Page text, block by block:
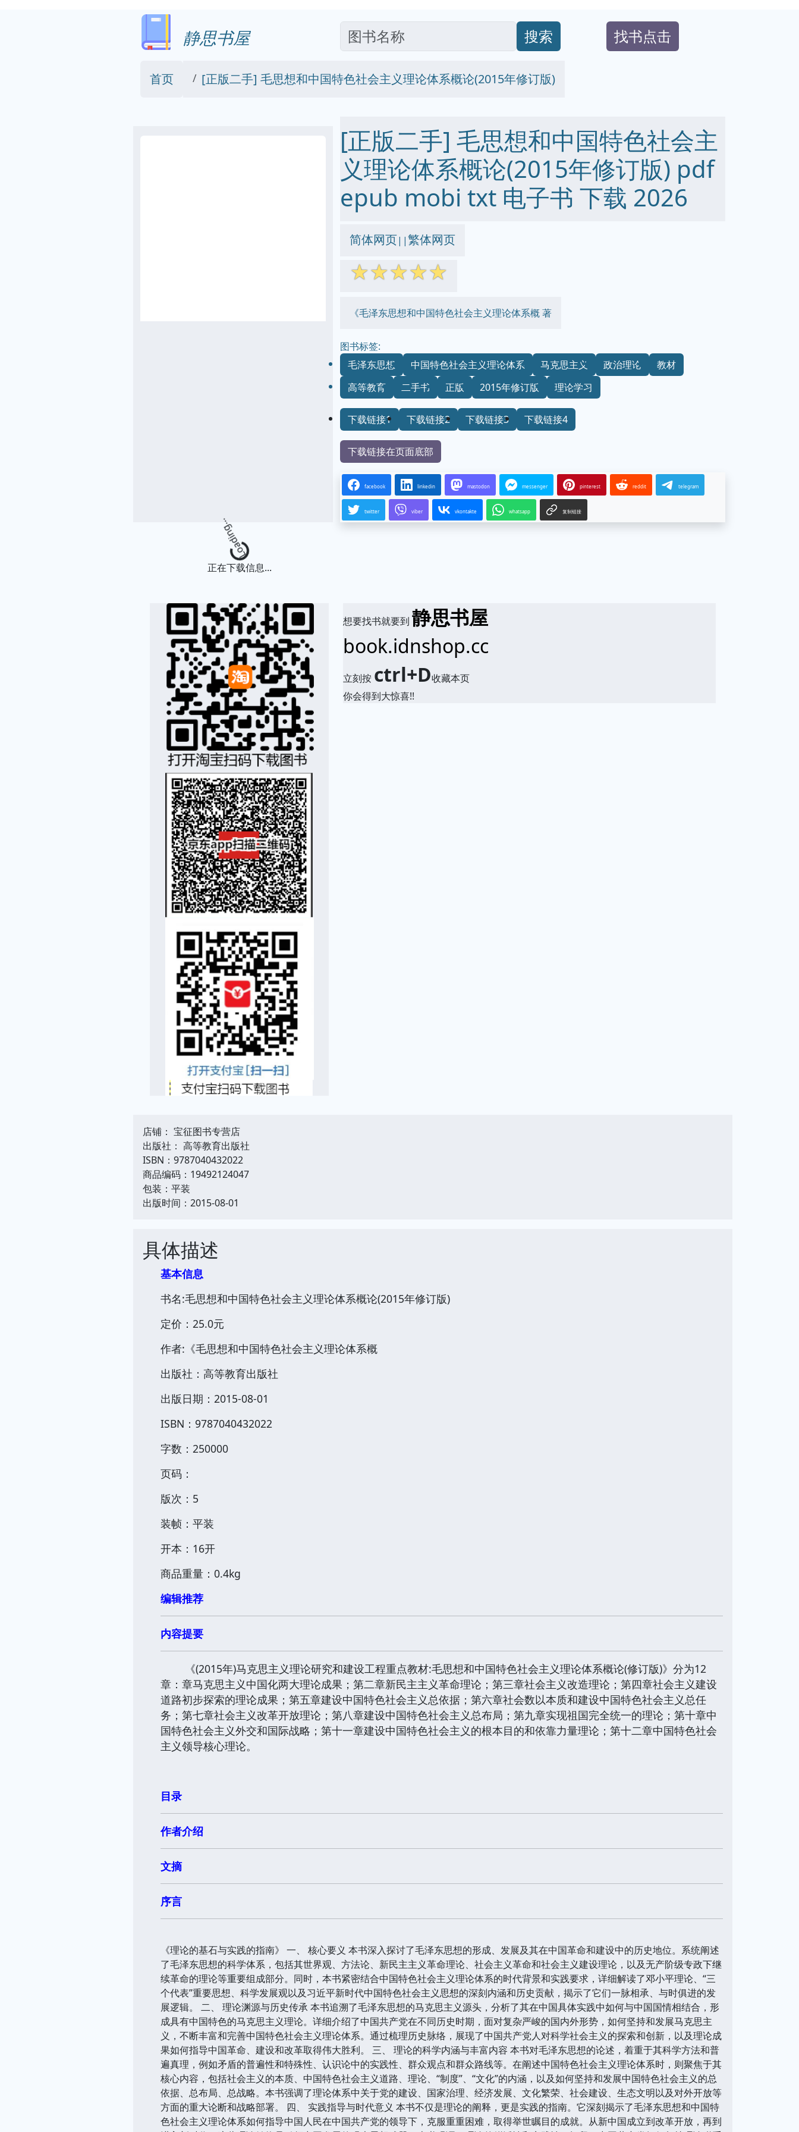
静思书屋 搜索 找书点击
首页 [正版二手] 毛思想和中国特色社会主义理论体系概论(2015年修订版)
[正版二手] 毛思想和中国特色社会主
义理论体系概论(2015年修订版) pdf
epub mobi txt 电子书 下载 2026
简体网页||繁体网页
☆☆☆☆☆
《毛泽东思想和中国特色社会主义理论体系概 著
图书标签:
毛泽东思想
中国特色社会主义理论体系 马克思主义 政治理论
教材
高等教育
二手书 正版 2015年修订版 理论学习
下载链接1 下载链接2 下载链接3 下载链接4
下载链接在页面底部
facebook linkedin mastodon messenger pinterest reddit telegram
twitter viber vkontakte whatsapp 复制链接
Loading...
正在下载信息...
想要找书就要到静思书屋
book.idnshop.cc
立刻按 ctrl+D收藏本页
你会得到大惊喜!!
店铺： 宝征图书专营店
出版社： 高等教育出版社
ISBN：9787040432022
商品编码：19492124047
包装：平装
出版时间：2015-08-01
具体描述
基本信息
书名:毛思想和中国特色社会主义理论体系概论(2015年修订版)
定价：25.0元
作者:《毛思想和中国特色社会主义理论体系概
出版社：高等教育出版社
出版日期：2015-08-01
ISBN：9787040432022
字数：250000
页码：
版次：5
装帧：平装
开本：16开
商品重量：0.4kg
编辑推荐
内容提要
《(2015年)马克思主义理论研究和建设工程重点教材:毛思想和中国特色社会主义理论体系概论(修订版)》分为12
章：章马克思主义中国化两大理论成果；第二章新民主主义革命理论；第三章社会主义改造理论；第四章社会主义建设
道路初步探索的理论成果；第五章建设中国特色社会主义总依据；第六章社会数以本质和建设中国特色社会主义总任
务；第七章社会主义改革开放理论；第八章建设中国特色社会主义总布局；第九章实现祖国完全统一的理论；第十章中
国特色社会主义外交和国际战略；第十一章建设中国特色社会主义的根本目的和依靠力量理论；第十二章中国特色社会
主义领导核心理论。
目录
作者介绍
文摘
序言
《理论的基石与实践的指南》 一、 核心要义 本书深入探讨了毛泽东思想的形成、发展及其在中国革命和建设中的历史地位。系统阐述
了毛泽东思想的科学体系，包括其世界观、方法论、新民主主义革命理论、社会主义革命和社会主义建设理论，以及无产阶级专政下继
续革命的理论等重要组成部分。同时，本书紧密结合中国特色社会主义理论体系的时代背景和实践要求，详细解读了邓小平理论、“三
个代表”重要思想、科学发展观以及习近平新时代中国特色社会主义思想的深刻内涵和历史贡献，揭示了它们一脉相承、与时俱进的发
展逻辑。 二、 理论渊源与历史传承 本书追溯了毛泽东思想的马克思主义源头，分析了其在中国具体实践中如何与中国国情相结合，形
成具有中国特色的马克思主义理论。详细介绍了中国共产党在不同历史时期，面对复杂严峻的国内外形势，如何坚持和发展马克思主
义，不断丰富和完善中国特色社会主义理论体系。通过梳理历史脉络，展现了中国共产党人对科学社会主义的探索和创新，以及理论成
果如何指导中国革命、建设和改革取得伟大胜利。 三、 理论的科学内涵与丰富内容 本书对毛泽东思想的论述，着重于其科学方法和普
遍真理，例如矛盾的普遍性和特殊性、认识论中的实践性、群众观点和群众路线等。在阐述中国特色社会主义理论体系时，则聚焦于其
核心内容，包括社会主义的本质、中国特色社会主义道路、理论、“制度”、“文化”的内涵，以及如何坚持和发展中国特色社会主义的总
依据、总布局、总战略。本书强调了理论体系中关于党的建设、国家治理、经济发展、文化繁荣、社会建设、生态文明以及对外开放等
方面的重大论断和战略部署。 四、 实践指导与时代意义 本书不仅是理论的阐释，更是实践的指南。它深刻揭示了毛泽东思想和中国特
色社会主义理论体系如何指导中国人民在中国共产党的领导下，克服重重困难，取得举世瞩目的成就。从新中国成立到改革开放，再到